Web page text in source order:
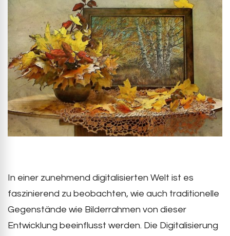
In einer zunehmend digitalisierten Welt ist es
faszinierend zu beobachten, wie auch traditionelle
Gegenstände wie Bilderrahmen von dieser
Entwicklung beeinflusst werden. Die Digitalisierung